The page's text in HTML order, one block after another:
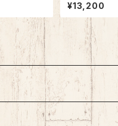
¥13,200